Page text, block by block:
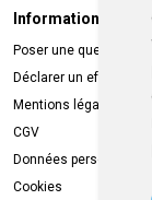
Informations
Poser une question
Déclarer un effet
Mentions légales
CGV
Données personnelles
Cookies